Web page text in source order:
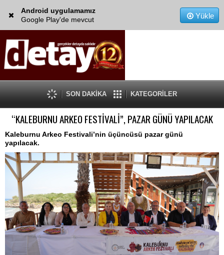
Android uygulamamız
Google Play'de mevcut
Yükle
SON DAKİKA KATEGORİLER
“KALEBURNU ARKEO FESTİVALİ”, PAZAR GÜNÜ YAPILACAK
Kaleburnu Arkeo Festivali’nin üçüncüsü pazar günü
yapılacak.